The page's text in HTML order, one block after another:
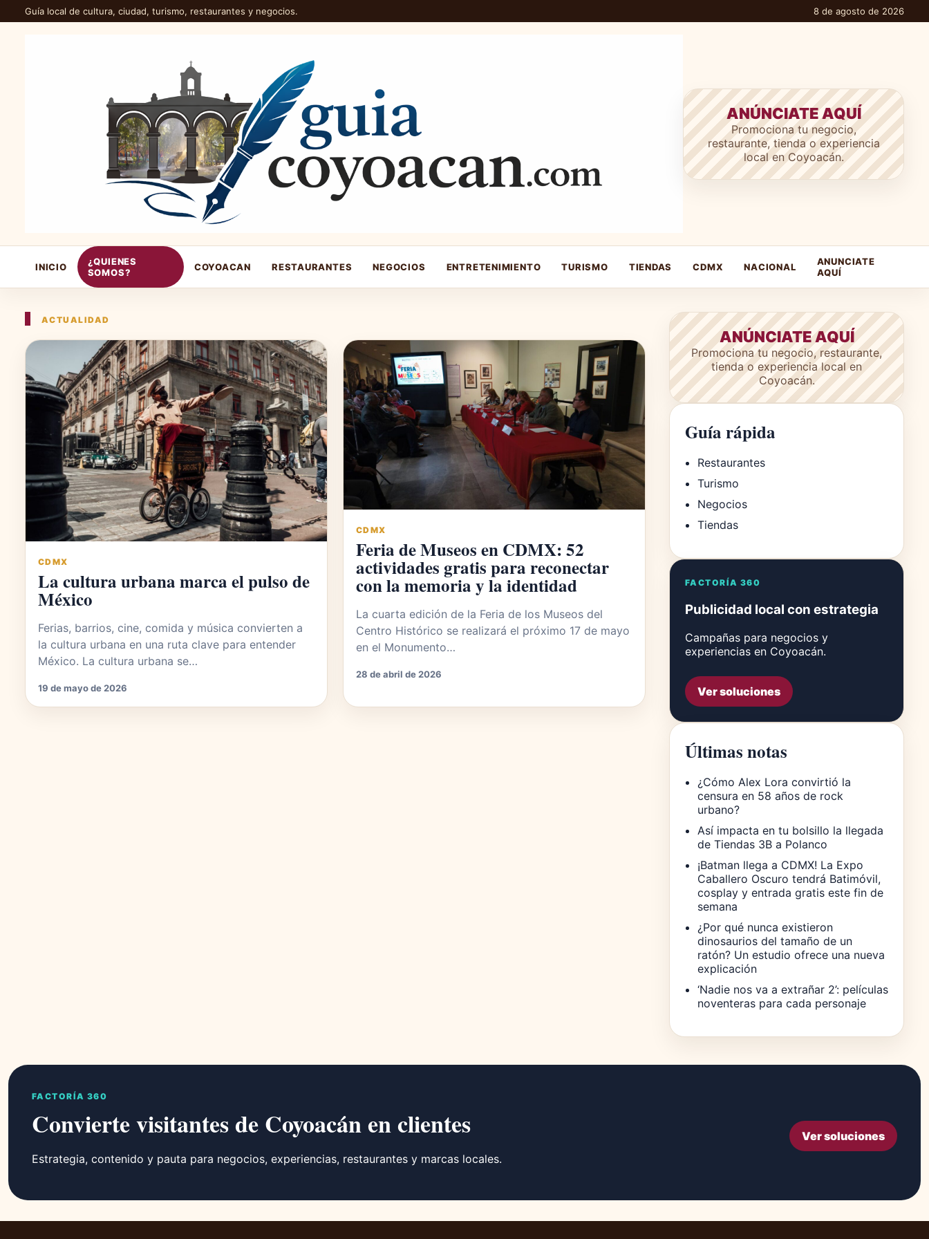
Guía local de cultura, ciudad, turismo, restaurantes y negocios. 8 de agosto de 2026
ANÚNCIATE AQUÍ
Promociona tu negocio,
restaurante, tienda o experiencia
local en Coyoacán.
INICIO
¿QUIENES
SOMOS?
COYOACAN RESTAURANTES NEGOCIOS ENTRETENIMIENTO TURISMO TIENDAS CDMX NACIONAL
ANUNCIATE
AQUÍ
ACTUALIDAD
CDMX
La cultura urbana marca el pulso de
México
Ferias, barrios, cine, comida y música convierten a
la cultura urbana en una ruta clave para entender
México. La cultura urbana se…
19 de mayo de 2026
CDMX
Feria de Museos en CDMX: 52
actividades gratis para reconectar
con la memoria y la identidad
La cuarta edición de la Feria de los Museos del
Centro Histórico se realizará el próximo 17 de mayo
en el Monumento…
28 de abril de 2026
ANÚNCIATE AQUÍ
Promociona tu negocio, restaurante,
tienda o experiencia local en
Coyoacán.
Guía rápida
Restaurantes
Turismo
Negocios
Tiendas
FACTORÍA 360
Publicidad local con estrategia
Campañas para negocios y
experiencias en Coyoacán.
Ver soluciones
Últimas notas
¿Cómo Alex Lora convirtió la
censura en 58 años de rock
urbano?
Así impacta en tu bolsillo la llegada
de Tiendas 3B a Polanco
¡Batman llega a CDMX! La Expo
Caballero Oscuro tendrá Batimóvil,
cosplay y entrada gratis este fin de
semana
¿Por qué nunca existieron
dinosaurios del tamaño de un
ratón? Un estudio ofrece una nueva
explicación
‘Nadie nos va a extrañar 2’: películas
noventeras para cada personaje
FACTORÍA 360
Convierte visitantes de Coyoacán en clientes
Estrategia, contenido y pauta para negocios, experiencias, restaurantes y marcas locales.
Ver soluciones